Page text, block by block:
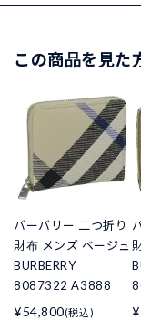
この商品を見た
バーバリー 二つ折り
財布 メンズ ベージュ
BURBERRY
8087322 A3888
¥54,800(税込)